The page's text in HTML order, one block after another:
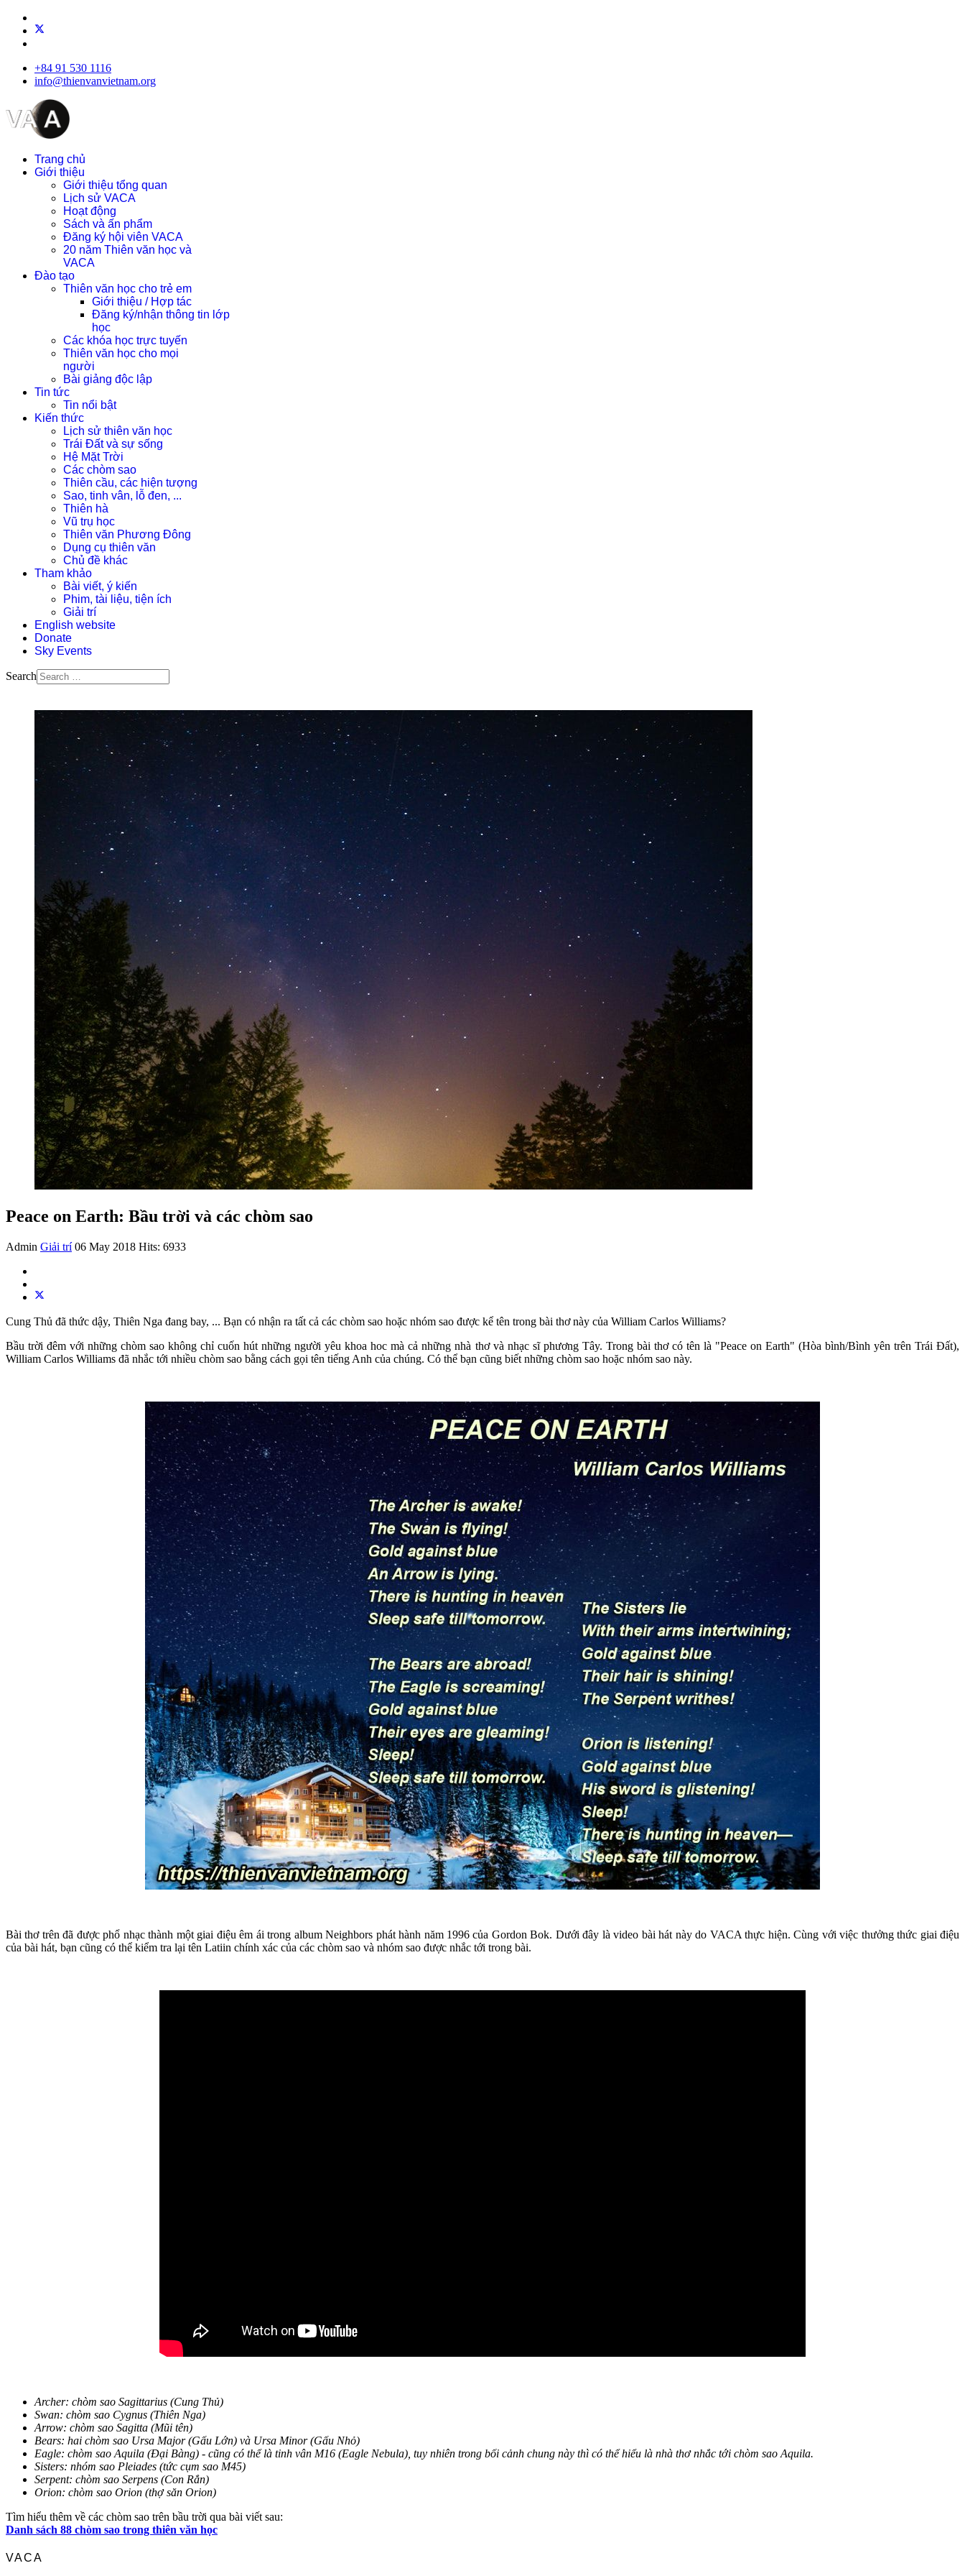
+84 91 530 1116
info@thienvanvietnam.org
Trang chủ
Giới thiệu
Giới thiệu tổng quan
Lịch sử VACA
Hoạt động
Sách và ấn phẩm
Đăng ký hội viên VACA
20 năm Thiên văn học và
VACA
Đào tạo
Thiên văn học cho trẻ em
Giới thiệu / Hợp tác
Đăng ký/nhận thông tin lớp
học
Các khóa học trực tuyến
Thiên văn học cho mọi
người
Bài giảng độc lập
Tin tức
Tin nổi bật
Kiến thức
Lịch sử thiên văn học
Trái Đất và sự sống
Hệ Mặt Trời
Các chòm sao
Thiên cầu, các hiện tượng
Sao, tinh vân, lỗ đen, ...
Thiên hà
Vũ trụ học
Thiên văn Phương Đông
Dụng cụ thiên văn
Chủ đề khác
Tham khảo
Bài viết, ý kiến
Phim, tài liệu, tiện ích
Giải trí
English website
Donate
Sky Events
Search
Peace on Earth: Bầu trời và các chòm sao
Admin Giải trí 06 May 2018 Hits: 6933
Cung Thủ đã thức dậy, Thiên Nga đang bay, ... Bạn có nhận ra tất cả các chòm sao hoặc nhóm sao được kể tên trong bài thơ này của William Carlos Williams?
Bầu trời đêm với những chòm sao không chỉ cuốn hút những người yêu khoa hoc mà cả những nhà thơ và nhạc sĩ phương Tây. Trong bài thơ có tên là "Peace on Earth" (Hòa bình/Bình yên trên Trái Đất),
William Carlos Williams đã nhắc tới nhiều chòm sao bằng cách gọi tên tiếng Anh của chúng. Có thể bạn cũng biết những chòm sao hoặc nhóm sao này.
Bài thơ trên đã được phổ nhạc thành một giai điệu êm ái trong album Neighbors phát hành năm 1996 của Gordon Bok. Dưới đây là video bài hát này do VACA thực hiện. Cùng với việc thưởng thức giai điệu
của bài hát, bạn cũng có thể kiểm tra lại tên Latiin chính xác của các chòm sao và nhóm sao được nhắc tới trong bài.
Archer: chòm sao Sagittarius (Cung Thủ)
Swan: chòm sao Cygnus (Thiên Nga)
Arrow: chòm sao Sagitta (Mũi tên)
Bears: hai chòm sao Ursa Major (Gấu Lớn) và Ursa Minor (Gấu Nhỏ)
Eagle: chòm sao Aquila (Đại Bàng) - cũng có thể là tinh vân M16 (Eagle Nebula), tuy nhiên trong bối cảnh chung này thì có thể hiểu là nhà thơ nhắc tới chòm sao Aquila.
Sisters: nhóm sao Pleiades (tức cụm sao M45)
Serpent: chòm sao Serpens (Con Rắn)
Orion: chòm sao Orion (thợ săn Orion)
Tìm hiểu thêm về các chòm sao trên bầu trời qua bài viết sau:
Danh sách 88 chòm sao trong thiên văn học
VACA